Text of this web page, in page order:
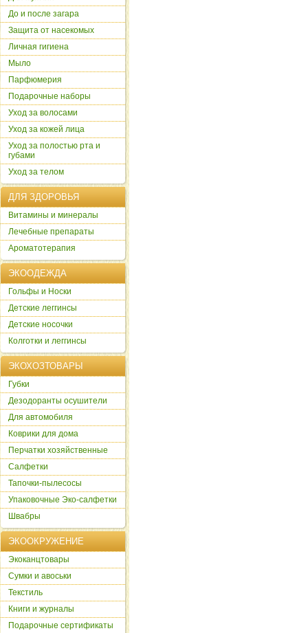
До и после загара
Защита от насекомых
Личная гигиена
Мыло
Парфюмерия
Подарочные наборы
Уход за волосами
Уход за кожей лица
Уход за полостью рта и
губами
Уход за телом
ДЛЯ ЗДОРОВЬЯ
Витамины и минералы
Лечебные препараты
Ароматотерапия
ЭКООДЕЖДА
Гольфы и Носки
Детские леггинсы
Детские носочки
Колготки и леггинсы
ЭКОХОЗТОВАРЫ
Губки
Дезодоранты осушители
Для автомобиля
Коврики для дома
Перчатки хозяйственные
Салфетки
Тапочки-пылесосы
Упаковочные Эко-салфетки
Швабры
ЭКООКРУЖЕНИЕ
Экоканцтовары
Сумки и авоськи
Текстиль
Книги и журналы
Подарочные сертификаты